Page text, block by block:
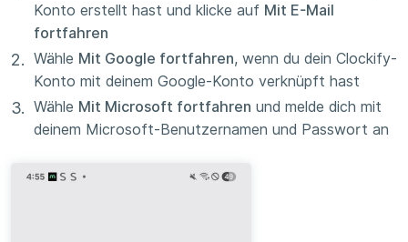
Konto erstellt hast und klicke auf Mit E-Mail
fortfahren
Wähle Mit Google fortfahren, wenn du dein Clockify-
Konto mit deinem Google-Konto verknüpft hast
Wähle Mit Microsoft fortfahren und melde dich mit
deinem Microsoft-Benutzernamen und Passwort an